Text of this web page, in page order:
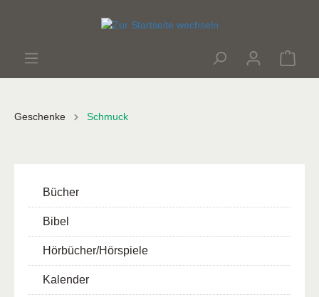
Geschenke Schmuck
Bücher
Bibel
Hörbücher/Hörspiele
Kalender